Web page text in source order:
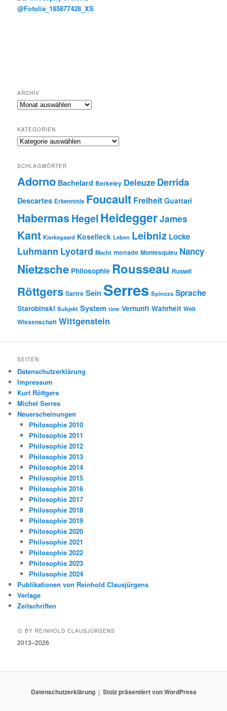
ARCHIV
Archiv
KATEGORIEN
Kategorien
SCHLAGWÖRTER
Adorno Bachelard Berkeley Deleuze Derrida
Descartes Erkenntnis Foucault Freiheit Guattari
Habermas Hegel HeideggerJames
Kant Kierkegaard Koselleck Leben Leibniz Locke
Luhmann Lyotard Macht monade Montesquieu Nancy
Nietzsche Philosophie Rousseau Russell
Röttgers Sartre Sein Serres Spinoza Sprache
Starobinski Subjekt System time Vernunft Wahrheit Welt
Wissenschaft Wittgenstein
SEITEN
Datenschutzerklärung
Impressum
Kurt Röttgers
Michel Serres
Neuerscheinungen
Philosophie 2010
Philosophie 2011
Philosophie 2012
Philosophie 2013
Philosophie 2014
Philosophie 2015
Philosophie 2016
Philosophie 2017
Philosophie 2018
Philosophie 2019
Philosophie 2020
Philosophie 2021
Philosophie 2022
Philosophie 2023
Philosophie 2024
Publikationen von Reinhold Clausjürgens
Verlage
Zeitschriften
Ⓒ BY REINHOLD CLAUSJÜRGENS
2013–2026
Datenschutzerklärung Stolz präsentiert von WordPress